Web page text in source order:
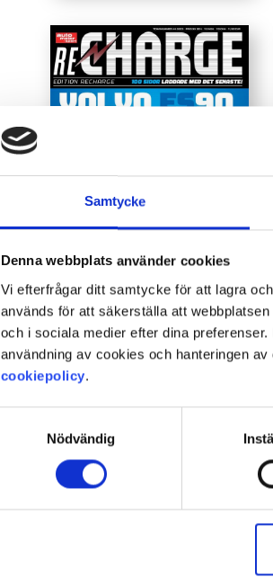
Samtycke
Denna webbplats använder cookies
Vi efterfrågar ditt samtycke för att lagra
används för att säkerställa att
och i sociala medier efter dina
användning av cookies och hanteringen
cookiepolicy.
Nödvändig